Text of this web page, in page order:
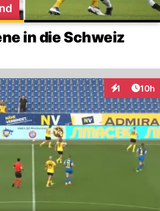
in die Schweiz
1 10h